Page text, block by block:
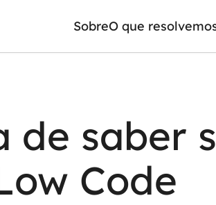
SobreO que
Integração de IA
RPA e hiperautomação
de saber
Code